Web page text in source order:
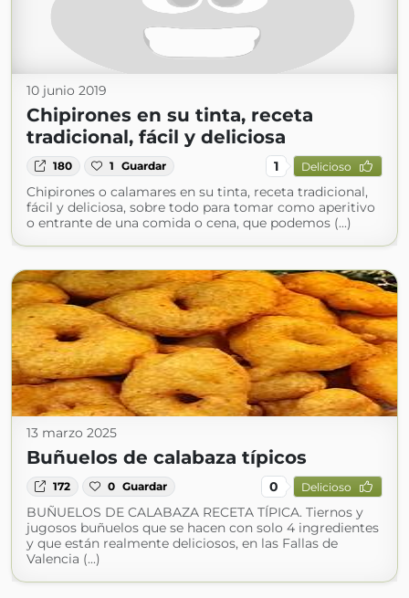
10 junio 2019
Chipirones en su tinta, receta
tradicional, fácil y deliciosa
180 1 Guardar 1 Delicioso
Chipirones o calamares en su tinta, receta tradicional,
fácil y deliciosa, sobre todo para tomar como aperitivo
o entrante de una comida o cena, que podemos (...)
13 marzo 2025
Buñuelos de calabaza típicos
172 0 Guardar 0 Delicioso
BUÑUELOS DE CALABAZA RECETA TÍPICA. Tiernos y
jugosos buñuelos que se hacen con solo 4 ingredientes
y que están realmente deliciosos, en las Fallas de
Valencia (...)